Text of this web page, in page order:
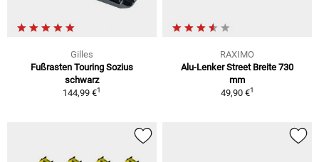
Gilles
Fußrasten Touring Sozius
schwarz
144,99 €1
RAXIMO
Alu-Lenker Street Breite 730
mm
49,90 €1